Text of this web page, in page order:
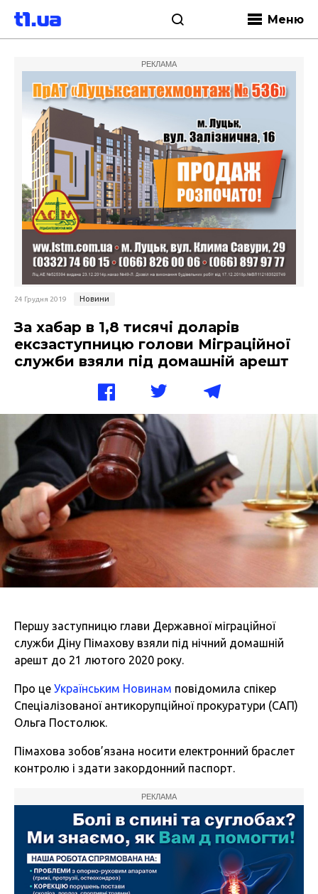
Меню
РЕКЛАМА
24 Грудня 2019 Новини
За хабар в 1,8 тисячі доларів
ексзаступницю голови Міграційної
служби взяли під домашній арешт
Першу заступницю глави Державної міграційної
служби Діну Пімахову взяли під нічний домашній
арешт до 21 лютого 2020 року.
Про це Українським Новинам повідомила спікер
Спеціалізованої антикорупційної прокуратури (САП)
Ольга Постолюк.
Пімахова зобов’язана носити електронний браслет
контролю і здати закордонний паспорт.
РЕКЛАМА